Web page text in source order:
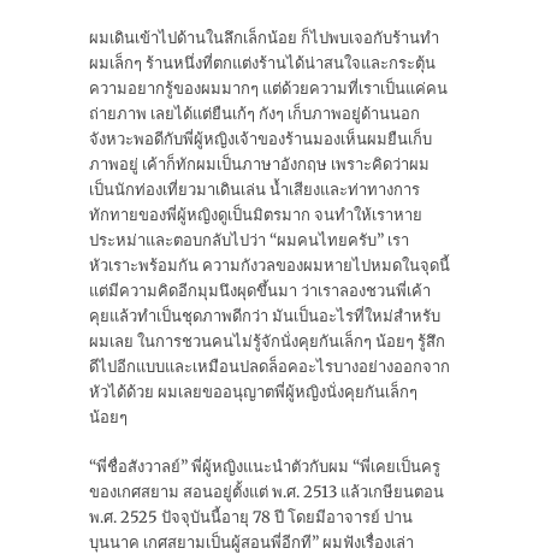
ผมเดินเข้าไปด้านในลึกเล็กน้อย ก็ไปพบเจอกับร้านทำ
ผมเล็กๆ ร้านหนึ่งที่ตกแต่งร้านได้น่าสนใจและกระตุ้น
ความอยากรู้ของผมมากๆ แต่ด้วยความที่เราเป็นแค่คน
ถ่ายภาพ เลยได้แต่ยืนเก้ๆ กังๆ เก็บภาพอยู่ด้านนอก
จังหวะพอดีกับพี่ผู้หญิงเจ้าของร้านมองเห็นผมยืนเก็บ
ภาพอยู่ เค้าก็ทักผมเป็นภาษาอังกฤษ เพราะคิดว่าผม
เป็นนักท่องเที่ยวมาเดินเล่น น้ำเสียงและท่าทางการ
ทักทายของพี่ผู้หญิงดูเป็นมิตรมาก จนทำให้เราหาย
ประหม่าและตอบกลับไปว่า “ผมคนไทยครับ” เรา
หัวเราะพร้อมกัน ความกังวลของผมหายไปหมดในจุดนี้
แต่มีความคิดอีกมุมนึงผุดขึ้นมา ว่าเราลองชวนพี่เค้า
คุยแล้วทำเป็นชุดภาพดีกว่า มันเป็นอะไรที่ใหม่สำหรับ
ผมเลย ในการชวนคนไม่รู้จักนั่งคุยกันเล็กๆ น้อยๆ รู้สึก
ดีไปอีกแบบและเหมือนปลดล็อคอะไรบางอย่างออกจาก
หัวได้ด้วย ผมเลยขออนุญาตพี่ผู้หญิงนั่งคุยกันเล็กๆ
น้อยๆ
“พี่ชื่อสังวาลย์” พี่ผู้หญิงแนะนำตัวกับผม “พี่เคยเป็นครู
ของเกศสยาม สอนอยู่ตั้งแต่ พ.ศ. 2513 แล้วเกษียนตอน
พ.ศ. 2525 ปัจจุบันนี้อายุ 78 ปี โดยมีอาจารย์ ปาน
บุนนาค เกศสยามเป็นผู้สอนพี่อีกที” ผมฟังเรื่องเล่า